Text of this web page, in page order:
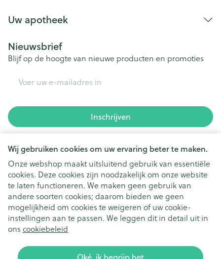
Wij gebruiken cookies om uw ervaring beter te maken.
Onze webshop maakt uitsluitend gebruik van essentiële
cookies. Deze cookies zijn noodzakelijk om onze website
te laten functioneren. We maken geen gebruik van
andere soorten cookies; daarom bieden we geen
mogelijkheid om cookies te weigeren of uw cookie-
instellingen aan te passen. We leggen dit in detail uit in
ons cookiebeleid
Uw apotheek
Nieuwsbrief
Blijf op de hoogte van nieuwe producten en promoties
Inschrijven
nieuwsbrief en gaat u akkoord met onzeprivacy policy.
Juridische links